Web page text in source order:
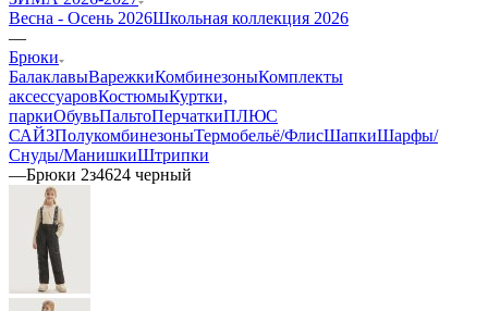
Весна - Осень 2026Школьная коллекция 2026
—
Брюки
БалаклавыВарежкиКомбинезоныКомплекты
аксессуаровКостюмыКуртки,
паркиОбувьПальтоПерчаткиПЛЮС
САЙЗПолукомбинезоныТермобельё/ФлисШапкиШарфы/
Снуды/МанишкиШтрипки
—Брюки 2з4624 черный